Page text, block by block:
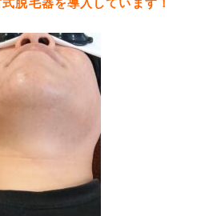
脱毛器を導入しています！